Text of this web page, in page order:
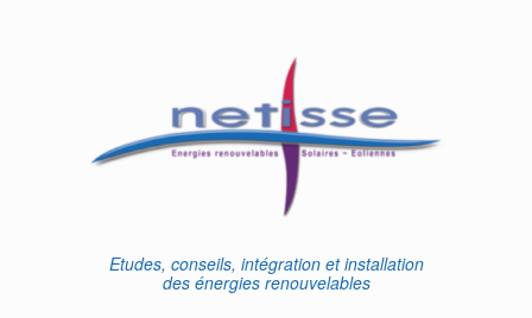
Etudes, conseils, intégration et installation
des énergies renouvelables